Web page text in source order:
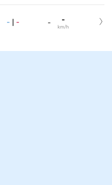
- | - - -
km/h